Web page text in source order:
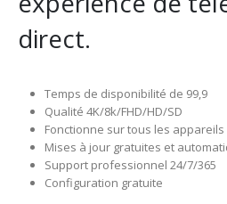
direct.
Temps de disponibilité de 99,9
Qualité 4K/8k/FHD/HD/SD
Fonctionne sur tous les appareils
Mises à jour gratuites et
Support professionnel 24/7/365
Configuration gratuite